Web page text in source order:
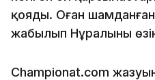
қояды. Оған
жабылып Нұралының
Championat.com